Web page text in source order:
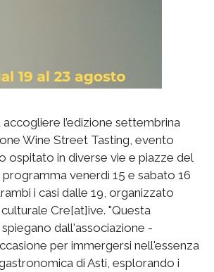
accogliere l’edizione settembrina
Wine Street Tasting, evento
ospitato in diverse vie e piazze del
venerdì 15 e sabato 16
i casi dalle 19, organizzato
culturale Cre[at]ive. "Questa
dall'associazione -
per immergersi nell'essenza
di Asti, esplorando i